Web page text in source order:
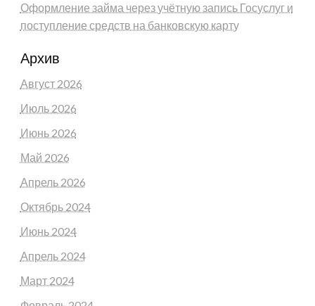
Оформление займа через учётную запись Госуслуг и
поступление средств на банковскую карту
Архив
Август 2026
Июль 2026
Июнь 2026
Май 2026
Апрель 2026
Октябрь 2024
Июнь 2024
Апрель 2024
Март 2024